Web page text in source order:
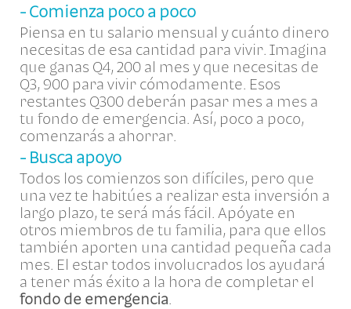
- Comienza poco a poco
Piensa en tu salario mensual y cuánto dinero
necesitas de esa cantidad para vivir. Imagina
que ganas Q4, 200 al mes y que necesitas de
Q3, 900 para vivir cómodamente. Esos
restantes Q300 deberán pasar mes a mes a
tu fondo de emergencia. Así, poco a poco,
comenzarás a ahorrar.
- Busca apoyo
Todos los comienzos son difíciles, pero que
una vez te habitúes a realizar esta inversión a
largo plazo, te será más fácil. Apóyate en
otros miembros de tu familia, para que ellos
también aporten una cantidad pequeña cada
mes. El estar todos involucrados los ayudará
a tener más éxito a la hora de completar el
fondo de emergencia.